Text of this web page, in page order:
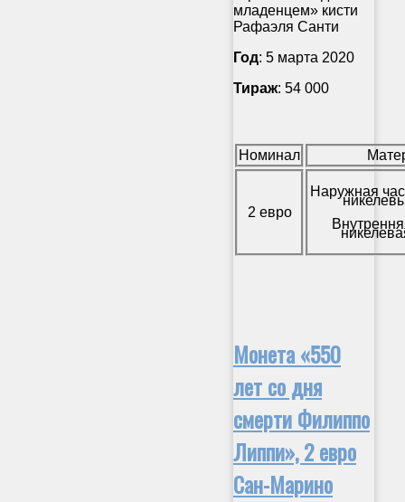
младенцем» кисти
Рафаэля Санти
Год: 5 марта 2020
Тираж: 54 000
Номинал
2 евро
Наружная
Монета «550
лет со дня
смерти Филиппо
Липпи», 2 евро
Сан-Марино